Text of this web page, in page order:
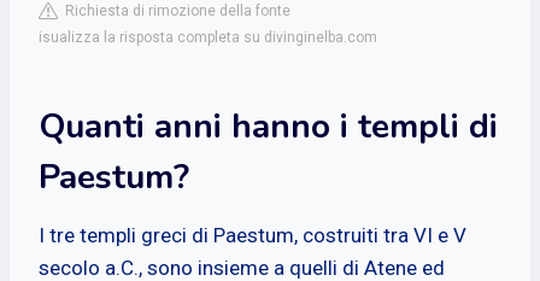
Richiesta di rimozione della fonte
isualizza la risposta completa su divinginelba.com
Quanti anni hanno i templi di
Paestum?
I tre templi greci di Paestum, costruiti tra VI e V
secolo a.C., sono insieme a quelli di Atene ed